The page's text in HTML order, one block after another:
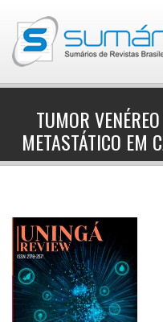
TUMOR
METASTÁTICO EM